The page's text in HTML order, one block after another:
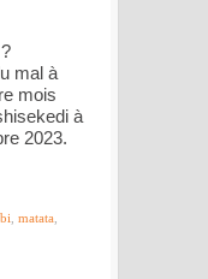
mal à
mois
à
2023.
matata